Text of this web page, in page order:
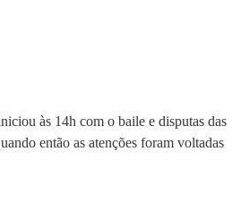
às 14h com o baile e disputas das
então as atenções foram voltadas